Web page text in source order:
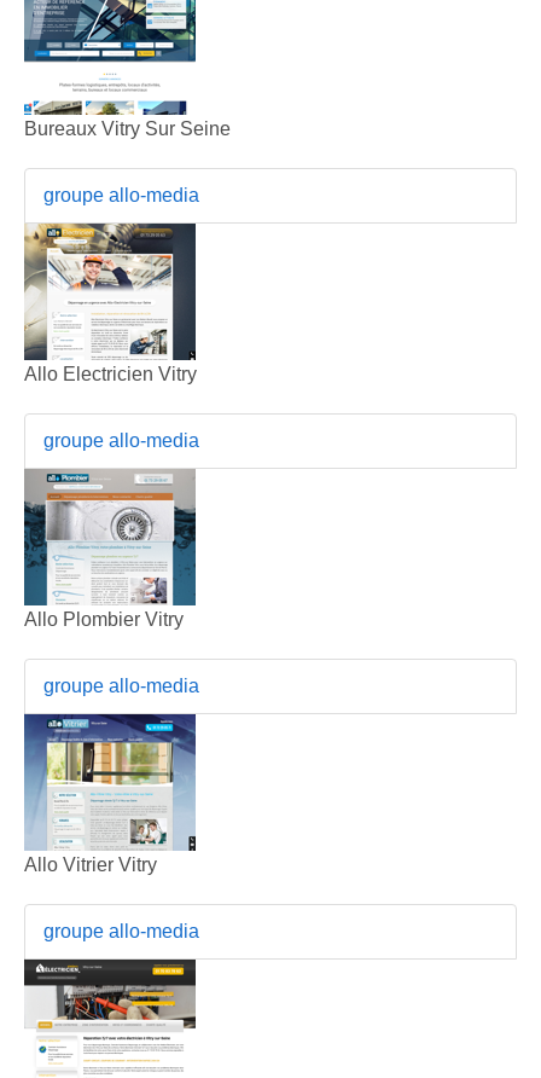
Bureaux Vitry Sur Seine
groupe allo-media
Allo Electricien Vitry
groupe allo-media
Allo Plombier Vitry
groupe allo-media
Allo Vitrier Vitry
groupe allo-media